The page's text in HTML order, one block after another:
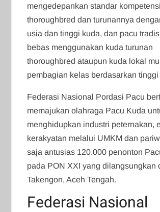
mengedepankan standar
thoroughbred dan turunannya
usia dan tinggi kuda, dan pacu
bebas menggunakan kuda turunan
thoroughbred ataupun kuda lokal
pembagian kelas berdasarkan
Federasi Nasional Pordasi Pacu
memajukan olahraga Pacu Kuda
menghidupkan industri peternakan,
kerakyatan melalui UMKM dan
saja antusias 120.000 penonton
pada PON XXI yang dilangsungkan
Takengon, Aceh Tengah.
Federasi Nasional